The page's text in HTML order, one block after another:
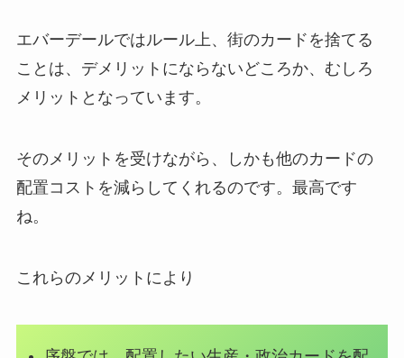
エバーデールではルール上、街のカードを捨てる
ことは、デメリットにならないどころか、むしろ
メリットとなっています。
そのメリットを受けながら、しかも他のカードの
配置コストを減らしてくれるのです。最高です
ね。
これらのメリットにより